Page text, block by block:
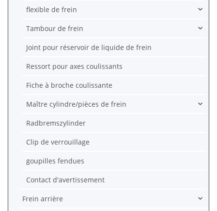
flexible de frein
Tambour de frein
Joint pour réservoir de liquide de frein
Ressort pour axes coulissants
Fiche à broche coulissante
Maître cylindre/pièces de frein
Radbremszylinder
Clip de verrouillage
goupilles fendues
Contact d'avertissement
Frein arrière